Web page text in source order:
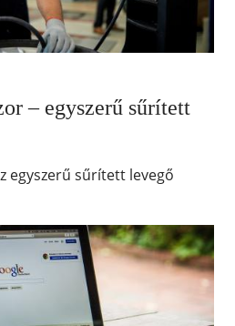
– egyszerű sűrített
egyszerű sűrített levegő